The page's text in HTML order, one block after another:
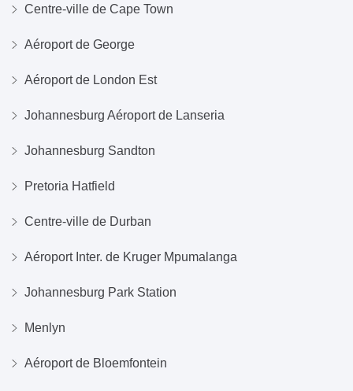
Centre-ville de Cape Town
Aéroport de George
Aéroport de London Est
Johannesburg Aéroport de Lanseria
Johannesburg Sandton
Pretoria Hatfield
Centre-ville de Durban
Aéroport Inter. de Kruger Mpumalanga
Johannesburg Park Station
Menlyn
Aéroport de Bloemfontein